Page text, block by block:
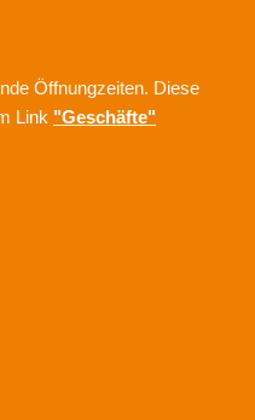
Öffnungzeiten. Diese
Link "Geschäfte"